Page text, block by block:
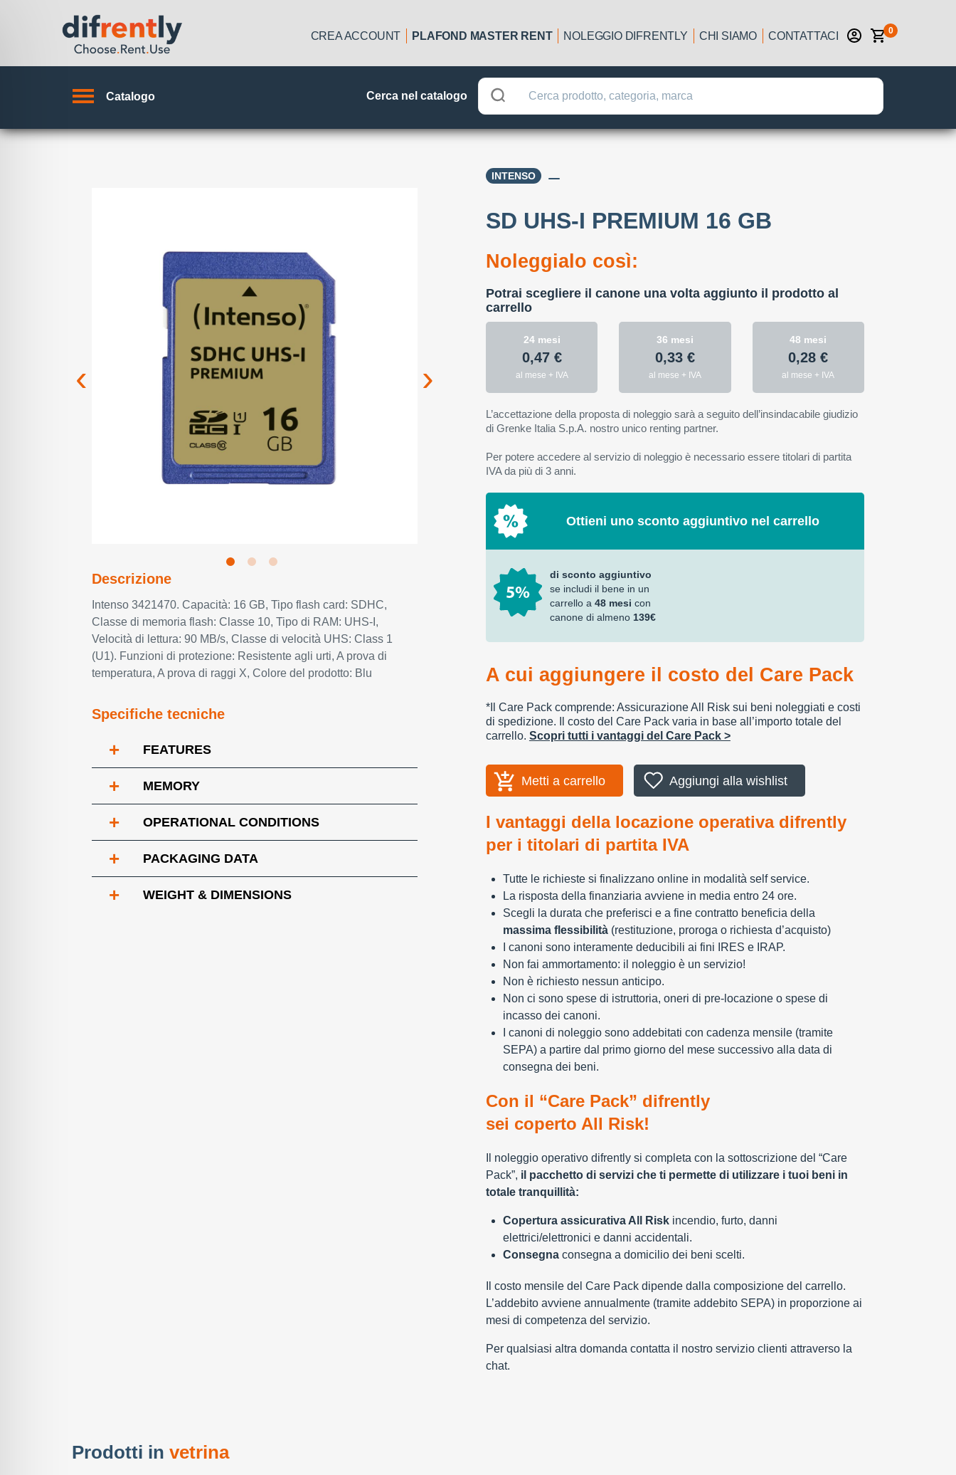
CREA ACCOUNT PLAFOND MASTER RENT NOLEGGIO DIFRENTLY CHI SIAMO CONTATTACI 0
Catalogo Cerca nel catalogo
Descrizione
Intenso 3421470. Capacità: 16 GB, Tipo flash card: SDHC,
Classe di memoria flash: Classe 10, Tipo di RAM: UHS-I,
Velocità di lettura: 90 MB/s, Classe di velocità UHS: Class 1
(U1). Funzioni di protezione: Resistente agli urti, A prova di
temperatura, A prova di raggi X, Colore del prodotto: Blu
Specifiche tecniche
+ FEATURES
+ MEMORY
+ OPERATIONAL CONDITIONS
+ PACKAGING DATA
+ WEIGHT & DIMENSIONS
INTENSO
SD UHS-I PREMIUM 16 GB
Noleggialo così:
Potrai scegliere il canone una volta aggiunto il prodotto al
carrello
24 mesi
0,47 €
al mese + IVA
36 mesi
0,33 €
al mese + IVA
48 mesi
0,28 €
al mese + IVA
L’accettazione della proposta di noleggio sarà a seguito dell’insindacabile giudizio
di Grenke Italia S.p.A. nostro unico renting partner.
Per potere accedere al servizio di noleggio è necessario essere titolari di partita
IVA da più di 3 anni.
Ottieni uno sconto aggiuntivo nel carrello
di sconto aggiuntivo
se includi il bene in un
carrello a 48 mesi con
canone di almeno 139€
A cui aggiungere il costo del Care Pack
*Il Care Pack comprende: Assicurazione All Risk sui beni noleggiati e costi
di spedizione. Il costo del Care Pack varia in base all’importo totale del
carrello. Scopri tutti i vantaggi del Care Pack >
Metti a carrello Aggiungi alla wishlist
I vantaggi della locazione operativa difrently
per i titolari di partita IVA
Tutte le richieste si finalizzano online in modalità self service.
La risposta della finanziaria avviene in media entro 24 ore.
Scegli la durata che preferisci e a fine contratto beneficia della
massima flessibilità(restituzione, proroga o richiesta d’acquisto)
I canoni sono interamente deducibili ai fini IRES e IRAP.
Non fai ammortamento: il noleggio è un servizio!
Non è richiesto nessun anticipo.
Non ci sono spese di istruttoria, oneri di pre-locazione o spese di
incasso dei canoni.
I canoni di noleggio sono addebitati con cadenza mensile (tramite
SEPA) a partire dal primo giorno del mese successivo alla data di
consegna dei beni.
Con il “Care Pack” difrently
sei coperto All Risk!
Il noleggio operativo difrently si completa con la sottoscrizione del “Care
Pack”, il pacchetto di servizi che ti permette di utilizzare i tuoi beni in
totale tranquillità:
Copertura assicurativa All Riskincendio, furto, danni
elettrici/elettronici e danni accidentali.
Consegnaconsegna a domicilio dei beni scelti.
Il costo mensile del Care Pack dipende dalla composizione del carrello.
L’addebito avviene annualmente (tramite addebito SEPA) in proporzione ai
mesi di competenza del servizio.
Per qualsiasi altra domanda contatta il nostro servizio clienti attraverso la
chat.
Prodotti in vetrina